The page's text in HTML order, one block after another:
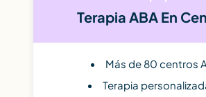
Terapia ABA En
Más de 80 centros
Terapia